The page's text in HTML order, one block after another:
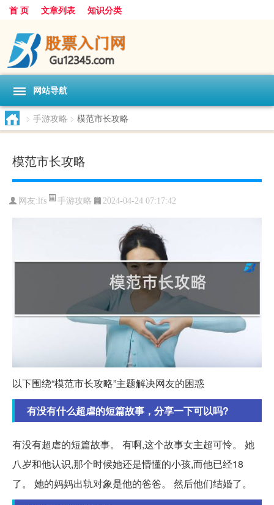
首 页 文章列表 知识分类
网站导航
> 手游攻略 > 模范市长攻略
模范市长攻略
网友: lfs 手游攻略 2024-04-24 07:17:42
以下围绕“模范市长攻略”主题解决网友的困惑
有没有什么超虐的短篇故事，分享一下可以吗?
有没有超虐的短篇故事。 有啊,这个故事女主超可怜。 她
八岁和他认识,那个时候她还是懵懂的小孩,而他已经18
了。 她的妈妈出轨对象是他的爸爸。 然后他们结婚了。